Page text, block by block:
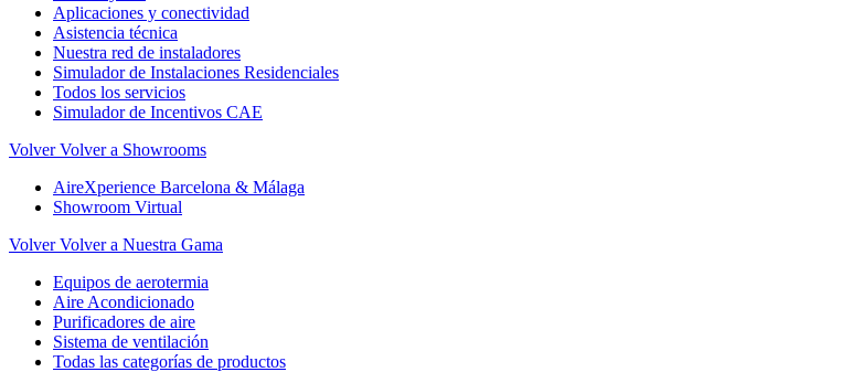
Aplicaciones y conectividad
Asistencia técnica
Nuestra red de instaladores
Simulador de Instalaciones Residenciales
Todos los servicios
Simulador de Incentivos CAE
Volver Volver a Showrooms
AireXperience Barcelona & Málaga
Showroom Virtual
Volver Volver a Nuestra Gama
Equipos de aerotermia
Aire Acondicionado
Purificadores de aire
Sistema de ventilación
Todas las categorías de productos